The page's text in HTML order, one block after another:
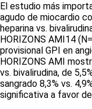
El estudio más
agudo de miocardio
heparina vs.
HORIZONS AMI14
provisional GPI en
HORIZONS AMI
vs. bivalirudina, de
sangrado 8,3% vs.
significativa a favor